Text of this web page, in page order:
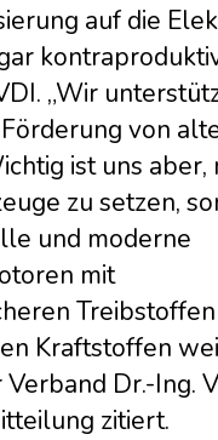
auf die
„Wir
von
ist uns aber,
zu setzen,
und moderne
mit
Treibstoffen
Kraftstoffen
Verband Dr.-Ing.
zitiert.